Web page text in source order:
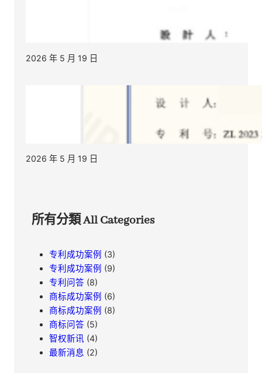
2026 年 5 月 19 日
2026 年 5 月 19 日
所有分類 All Categories
专利成功案例 (3)
专利成功案例 (9)
专利问答 (8)
商标成功案例 (6)
商标成功案例 (8)
商标问答 (5)
智权新讯 (4)
最新消息 (2)